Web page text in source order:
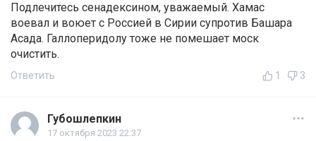
Подлечитесь сенадексином, уважаемый. Хамас
воевал и воюет с Россией в Сирии супротив Башара
Асада. Галлоперидолу тоже не помешает моск
очистить.
Ответить 1 3
Губошлепкин
17 октября 2023 22:37